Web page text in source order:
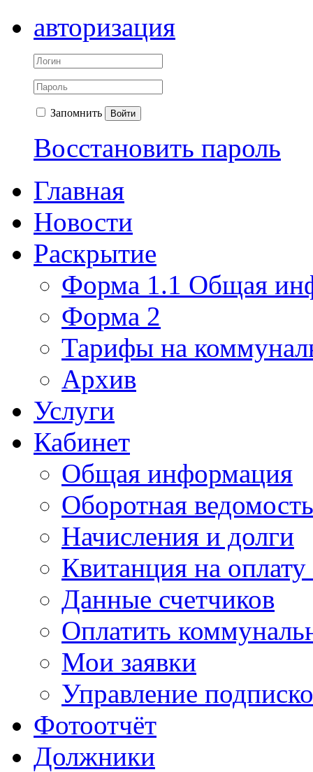
авторизация
Запомнить Войти
Восстановить пароль
Главная
Новости
Раскрытие
Форма 1.1 Общая
Форма 2
Тарифы на
Архив
Услуги
Кабинет
Общая информация
Оборотная ведомость
Начисления и долги
Квитанция на
Данные счетчиков
Оплатить
Мои заявки
Управление
Фотоотчёт
Должники